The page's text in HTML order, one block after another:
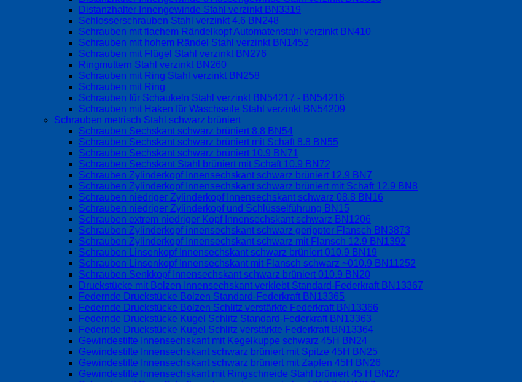
Distanzhalter Innengewinde Stahl verzinkt BN3319
Schlosserschrauben Stahl verzinkt 4.6 BN248
Schrauben mit flachem Rändelkopf Automatenstahl verzinkt BN410
Schrauben mit hohem Rändel Stahl verzinkt BN1452
Schrauben mit Flügel Stahl verzinkt BN276
Ringmuttern Stahl verzinkt BN260
Schrauben mit Ring Stahl verzinkt BN258
Schrauben mit Ring
Schrauben für Schaukeln Stahl verzinkt BN54217 - BN54216
Schrauben mit Haken für Waschseile Stahl verzinkt BN54209
Schrauben metrisch Stahl schwarz brüniert
Schrauben Sechskant schwarz brüniert 8.8 BN54
Schrauben Sechskant schwarz brüniert mit Schaft 8.8 BN55
Schrauben Sechskant schwarz brüniert 10.9 BN71
Schrauben Sechskant Stahl brüniert mit Schaft 10.9 BN72
Schrauben Zylinderkopf Innensechskant schwarz brüniert 12.9 BN7
Schrauben Zylinderkopf Innensechskant schwarz brüniert mit Schaft 12.9 BN8
Schrauben niedriger Zylinderkopf Innensechskant schwarz 08.8 BN16
Schrauben niedriger Zylinderkopf und Schlüsselführung BN15
Schrauben extrem niedriger Kopf Innensechskant schwarz BN1206
Schrauben Zylinderkopf innensechskant schwarz gerippter Flansch BN3873
Schrauben Zylinderkopf Innensechskant schwarz mit Flansch 12.9 BN1392
Schrauben Linsenkopf Innensechskant schwarz brüniert 010.9 BN19
Schrauben Linsenkopf Innensechskant mit Flansch schwarz ~010.9 BN11252
Schrauben Senkkopf Innensechskant schwarz brüniert 010.9 BN20
Druckstücke mit Bolzen Innensechskant verklebt Standard-Federkraft BN13367
Federnde Druckstücke Bolzen Standard-Federkraft BN13365
Federnde Druckstücke Bolzen Schlitz verstärkte Federkraft BN13366
Federnde Druckstücke Kugel Schlitz Standard-Federkraft BN13363
Federnde Druckstücke Kugel Schlitz verstärkte Federkraft BN13364
Gewindestifte Innensechskant mit Kegelkuppe schwarz 45H BN24
Gewindestifte Innensechskant schwarz brüniert mit Spitze 45H BN25
Gewindestifte Innensechskant schwarz brüniert mit Zapfen 45H BN26
Gewindestifte Innensechskant mit Ringschneide Stahl brüniert 45 H BN27